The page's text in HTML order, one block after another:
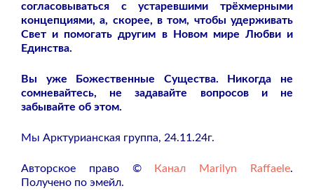
согласовываться с устаревшими трёхмерными
концепциями, а, скорее, в том, чтобы удерживать
Свет и помогать другим в Новом мире Любви и
Единства.
Вы уже Божественные Существа. Никогда не
сомневайтесь, не задавайте вопросов и не
забывайте об этом.
Мы Арктурианская группа, 24.11.24г.
Авторское право © Канал Marilyn Raffaele.
Получено по эмейл.